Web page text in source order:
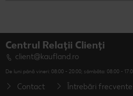
Centrul Relații Clienți
client@kaufland.ro
De luni până vineri: 08:00 - 20:00; sâmbăta: 08:00 -
Contact Întrebări frecvente